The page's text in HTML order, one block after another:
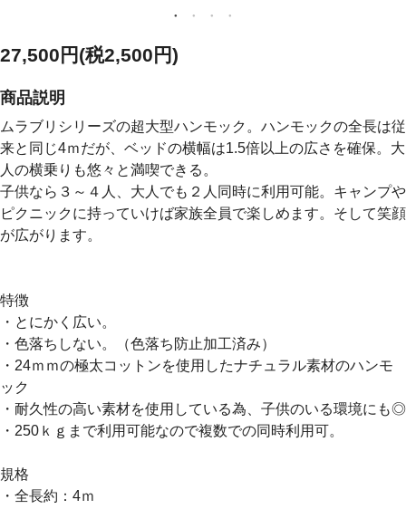
27,500円(税2,500円)
商品説明
ムラブリシリーズの超大型ハンモック。ハンモックの全長は従
来と同じ4ｍだが、ベッドの横幅は1.5倍以上の広さを確保。大
人の横乗りも悠々と満喫できる。
子供なら３～４人、大人でも２人同時に利用可能。キャンプや
ピクニックに持っていけば家族全員で楽しめます。そして笑顔
が広がります。
特徴
・とにかく広い。
・色落ちしない。（色落ち防止加工済み）
・24ｍｍの極太コットンを使用したナチュラル素材のハンモ
ック
・耐久性の高い素材を使用している為、子供のいる環境にも◎
・250ｋｇまで利用可能なので複数での同時利用可。
規格
・全長約：4ｍ